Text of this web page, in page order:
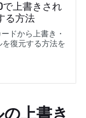
上書きされ
る方法
ドから上書き・
復元する方法を
上書き